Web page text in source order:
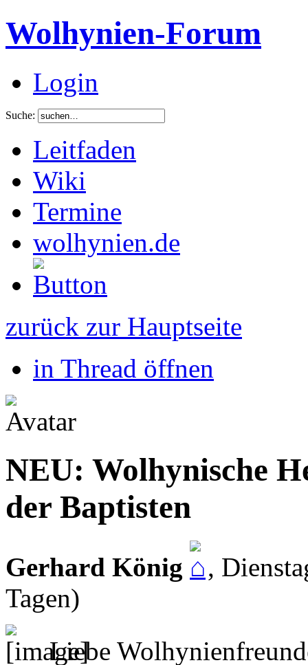
Wolhynien-Forum
Login
Suche:
Leitfaden
Wiki
Termine
wolhynien.de
zurück zur Hauptseite
in Thread öffnen
NEU: Wolhynische
der Baptisten
Gerhard König ,
Tagen)
Liebe